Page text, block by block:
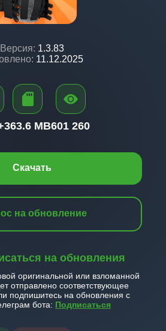
Версия: 1.3.83
11.12.2025
Скачать
на обновление
на обновления
оригинальной или взломанной
отправлено соответствующее
подпишитесь на обновления с
бота: Подписаться
363.6 MB601 260